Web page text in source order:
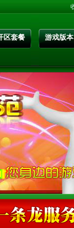
区套餐 游戏版本